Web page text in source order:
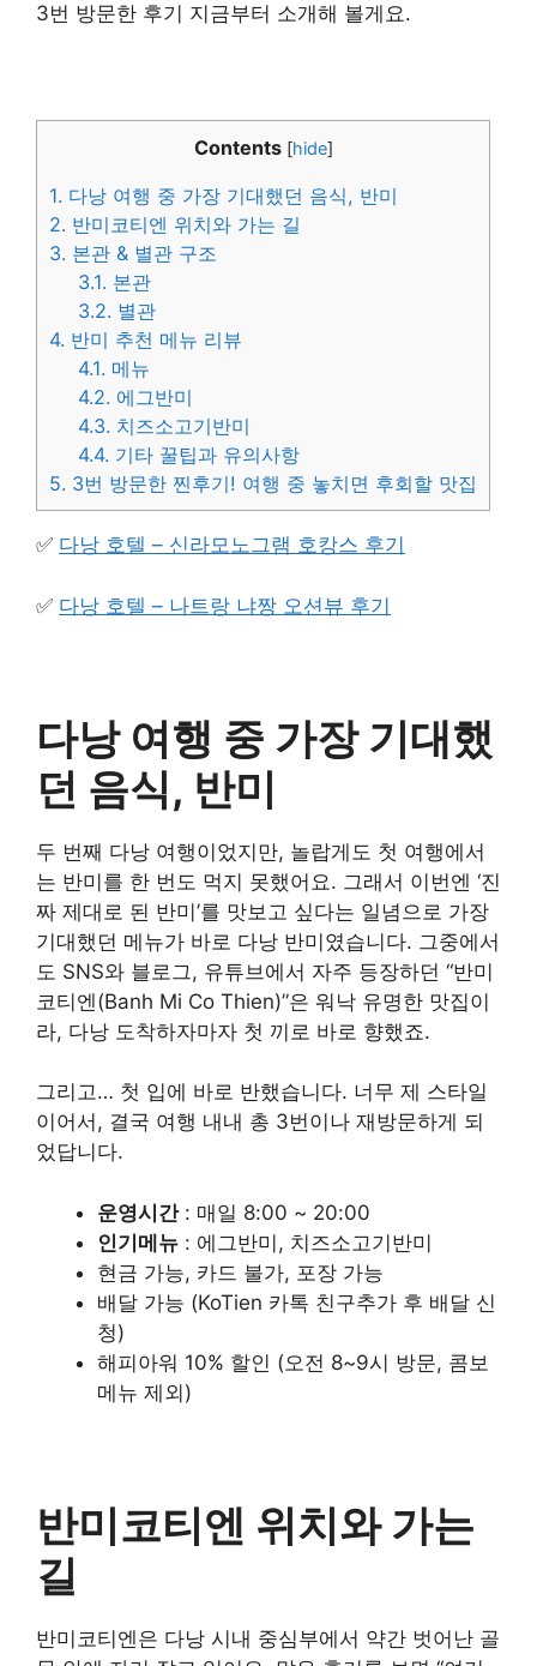
​3번 방문한 후기 지금부터 소개해 볼게요.
Contents [hide]
1. 다낭 여행 중 가장 기대했던 음식, 반미
2. 반미코티엔 위치와 가는 길
3. 본관 & 별관 구조
3.1. 본관
3.2. 별관
4. 반미 추천 메뉴 리뷰
4.1. 메뉴
4.2. 에그반미
4.3. 치즈소고기반미
4.4. 기타 꿀팁과 유의사항
5. 3번 방문한 찐후기! 여행 중 놓치면 후회할 맛집
✅ 다낭 호텔 – 신라모노그램 호캉스 후기
✅ 다낭 호텔 – 나트랑 냐짱 오션뷰 후기
다낭 여행 중 가장 기대했
던 음식, 반미
두 번째 다낭 여행이었지만, 놀랍게도 첫 여행에서
는 반미를 한 번도 먹지 못했어요. 그래서 이번엔 ‘진
짜 제대로 된 반미’를 맛보고 싶다는 일념으로 가장
기대했던 메뉴가 바로 다낭 반미였습니다. 그중에서
도 SNS와 블로그, 유튜브에서 자주 등장하던 “반미
코티엔(Banh Mi Co Thien)”은 워낙 유명한 맛집이
라, 다낭 도착하자마자 첫 끼로 바로 향했죠.
그리고… 첫 입에 바로 반했습니다. 너무 제 스타일
이어서, 결국 여행 내내 총 3번이나 재방문하게 되
었답니다.
운영시간: 매일 8:00 ~ 20:00
인기메뉴 : 에그반미, 치즈소고기반미
현금 가능, 카드 불가, 포장 가능
배달 가능 (KoTien 카톡 친구추가 후 배달 신
청)
해피아워 10% 할인 (오전 8~9시 방문, 콤보
메뉴 제외)
반미코티엔 위치와 가는
길
반미코티엔은 다낭 시내 중심부에서 약간 벗어난 골